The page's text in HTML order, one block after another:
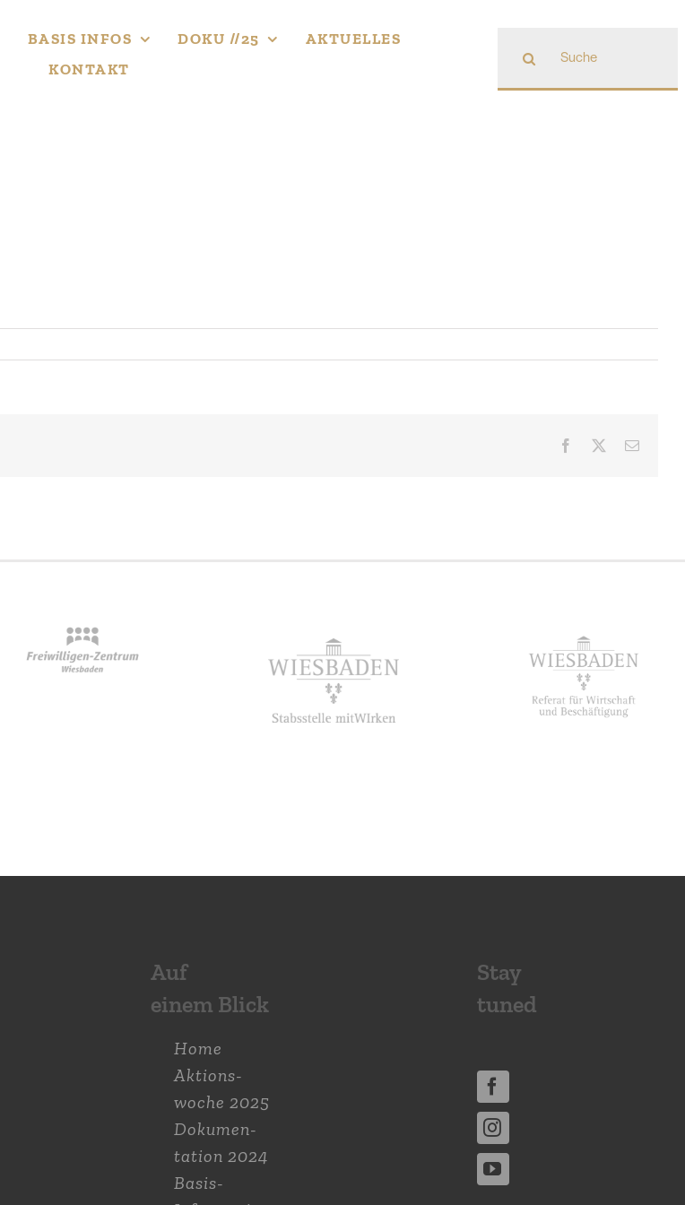
BASIS INFOS DOKU //25
AKTUELLES
KONTAKT
nach:
Facebook
Auf
einem Blick
Home
Aktions­
woche 2025
Dokumen­
tation 2024
Basis-
Stay
tuned